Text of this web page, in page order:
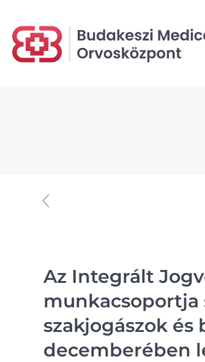
Az Integrált
munkacsoportja
szakjogászok és
decemberében